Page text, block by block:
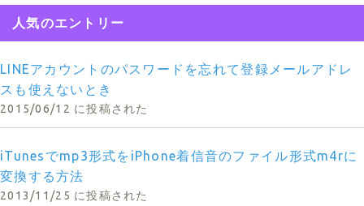
人気のエントリー
LINEアカウントのパスワードを忘れて登録メールアドレ
スも使えないとき
2015/06/12 に投稿された
iTunesでmp3形式をiPhone着信音のファイル形式m4rに
変換する方法
2013/11/25 に投稿された